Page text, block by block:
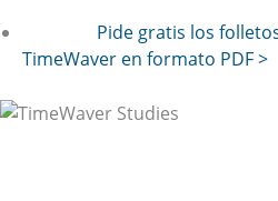
Pide gratis los
TimeWaver en formato PDF >